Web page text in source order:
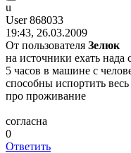
u
User 868033
19:43, 26.03.2009
От пользователя Зелюк
на источники ехать
5 часов в машине с
способны испортить
про проживание
согласна
0
Ответить